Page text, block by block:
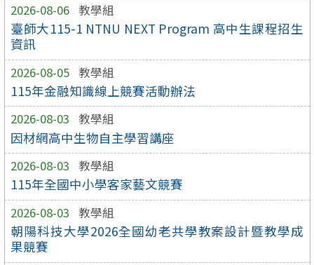
2026-08-06 教學組
臺師大115-1 NTNU NEXT Program 高中生課程招生
資訊
2026-08-05 教學組
115年金融知識線上競賽活動辦法
2026-08-03 教學組
因材網高中生物自主學習講座
2026-08-03 教學組
115年全國中小學客家藝文競賽
2026-08-03 教學組
朝陽科技大學2026全國幼老共學教案設計暨教學成
果競賽